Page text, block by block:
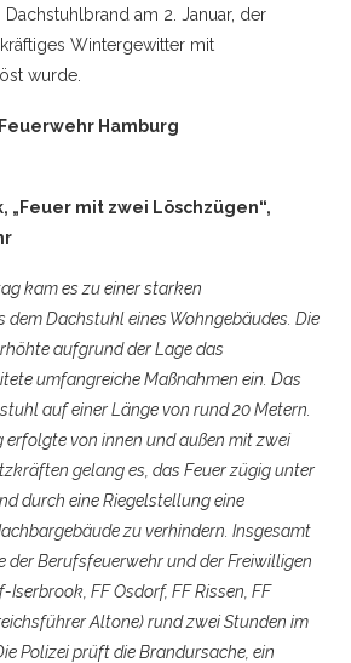
am 2. Januar, der
Wintergewitter mit
wurde.
Hamburg
„Feuer mit zwei Löschzügen“,
kam es zu einer starken
Dachstuhl eines Wohngebäudes. Die
aufgrund der Lage das
umfangreiche Maßnahmen ein. Das
auf einer Länge von rund 20 Metern.
von innen und außen mit zwei
gelang es, das Feuer zügig unter
durch eine Riegelstellung eine
zu verhindern. Insgesamt
der Berufsfeuerwehr und der Freiwilligen
Iserbrook, FFOsdorf, FFRissen, FF
Altone) rund zwei Stunden im
Polizei prüft die Brandursache, ein